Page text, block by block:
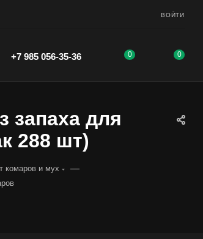
ВОЙТИ
+7 985 056-35-36 0 0
запаха для
288 шт)
комаров и мух —